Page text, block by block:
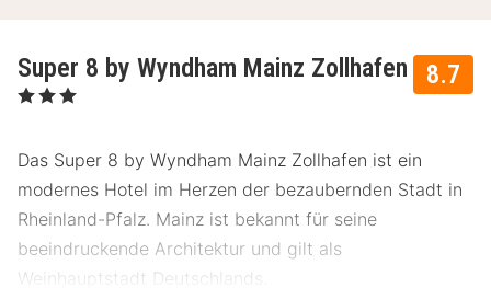
8.7
Super 8 by Wyndham Mainz Zollhafen
, 3 Sterne
Das Super 8 by Wyndham Mainz Zollhafen ist ein
modernes Hotel im Herzen der bezaubernden Stadt in
Rheinland-Pfalz. Mainz ist bekannt für seine
beeindruckende Architektur und gilt als
Weinhauptstadt Deutschlands.